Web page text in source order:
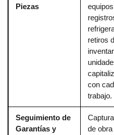
Piezas
retiros
con
trabajo.
Seguimiento de
Garantías y
de